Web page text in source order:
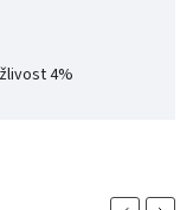
4%